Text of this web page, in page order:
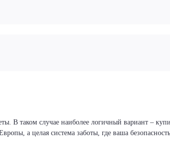
В таком случае наиболее логичный вариант –
а целая система заботы, где ваша